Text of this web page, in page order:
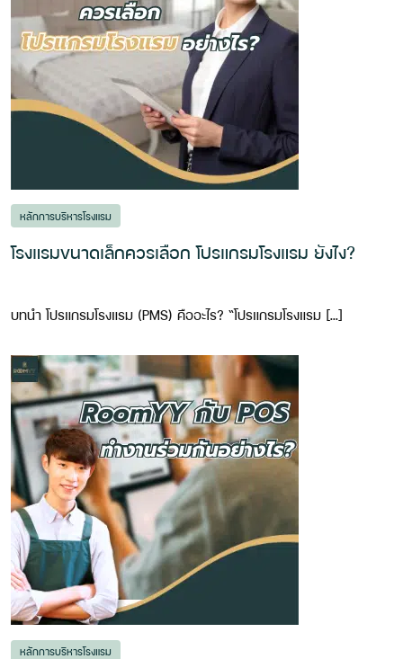
หลักการบริหารโรงแรม
โรงแรมขนาดเล็กควรเลือก โปรแกรมโรงแรม ยังไง?
บทนำ โปรแกรมโรงแรม (PMS) คืออะไร? “โปรแกรมโรงแรม […]
หลักการบริหารโรงแรม